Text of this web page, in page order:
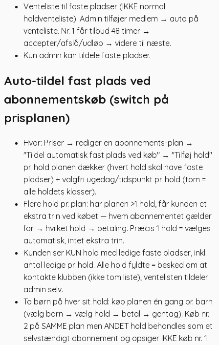
Venteliste til faste pladser (IKKE normal
holdventeliste): Admin tilføjer medlem → auto på
venteliste. Nr. 1 får tilbud 48 timer →
accepter/afslå/udløb → videre til næste.
Kun admin kan tildele faste pladser.
Auto-tildel fast plads ved
abonnementskøb (switch på
prisplanen)
Hvor: Priser → rediger en abonnements-plan →
"Tildel automatisk fast plads ved køb" → "Tilføj hold"
pr. hold planen dækker (hvert hold skal have faste
pladser) + valgfri ugedag/tidspunkt pr. hold (tom =
alle holdets klasser).
Flere hold pr. plan: har planen >1 hold, får kunden et
ekstra trin ved købet — hvem abonnementet gælder
for → hvilket hold → betaling. Præcis 1 hold = vælges
automatisk, intet ekstra trin.
Kunden ser KUN hold med ledige faste pladser, inkl.
antal ledige pr. hold. Alle hold fyldte = besked om at
kontakte klubben (ikke tom liste); ventelisten tildeler
admin selv.
To børn på hver sit hold: køb planen én gang pr. barn
(vælg barn → vælg hold → betal → gentag). Køb nr.
2 på SAMME plan men ANDET hold behandles som et
selvstændigt abonnement og opsiger IKKE køb nr. 1.